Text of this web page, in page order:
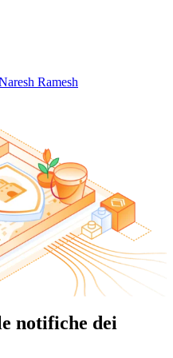
Ramesh
notifiche dei